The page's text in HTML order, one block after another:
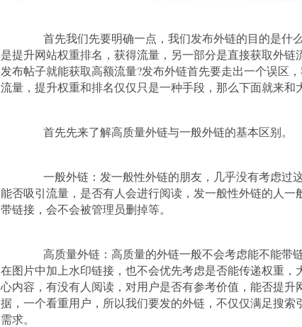
首先我们先要明确一点，我们发布外链的目的是什
是提升网站权重排名，获得流量，另一部分是直接获取外
发布帖子就能获取高额流量?发布外链首先要走出一个误区
流量，提升权重和排名仅仅只是一种手段，那么下面就来和
首先先来了解高质量外链与一般外链的基本区别。
一般外链：发一般性外链的朋友，几乎没有考虑过这
能否吸引流量，是否有人会进行阅读，发一般性外链的人
带链接，会不会被管理员删掉等。
高质量外链：高质量的外链一般不会考虑能不能带
在图片中加上水印链接，也不会优先考虑是否能传递权重，
心内容，有没有人阅读，对用户是否有参考价值，能否提升
据，一个看重用户，所以我们要发的外链，不仅仅满足搜索
需求。